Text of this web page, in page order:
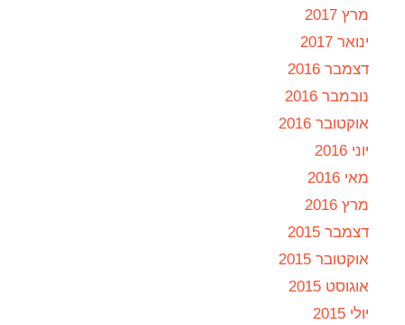
מרץ 2017
ינואר 2017
דצמבר 2016
נובמבר 2016
אוקטובר 2016
יוני 2016
מאי 2016
מרץ 2016
דצמבר 2015
אוקטובר 2015
אוגוסט 2015
יולי 2015